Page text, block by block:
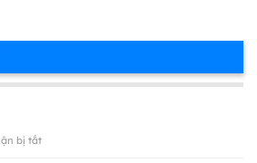
bị tắtở